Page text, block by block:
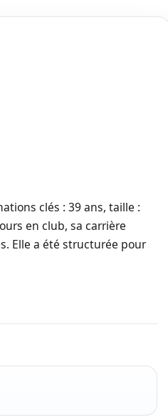
clés : 39 ans, taille :
en club, sa carrière
Elle a été structurée pour